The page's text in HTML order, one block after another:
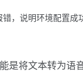
，说明环境配置成
是将文本转为语